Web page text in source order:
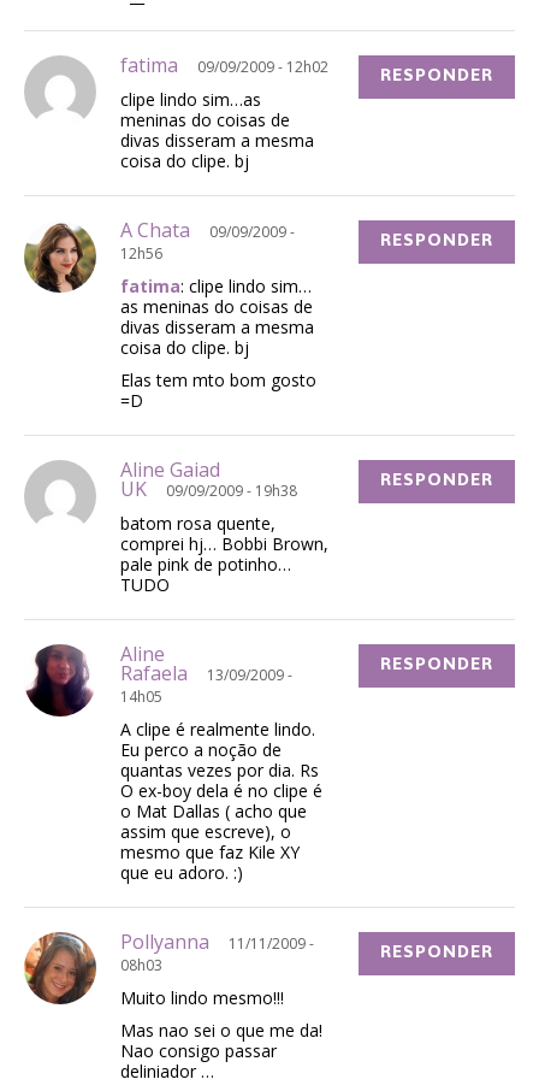
fatima 09/09/2009 - 12h02
clipe lindo sim…as
meninas do coisas de
divas disseram a mesma
coisa do clipe. bj
RESPONDER
A Chata
09/09/2009 -
12h56
fatima: clipe lindo sim…
as meninas do coisas de
divas disseram a mesma
coisa do clipe. bj
Elas tem mto bom gosto
=D
RESPONDER
Aline Gaiad
UK 09/09/2009 - 19h38
batom rosa quente,
comprei hj… Bobbi Brown,
pale pink de potinho…
TUDO
RESPONDER
Aline
Rafaela
13/09/2009 -
14h05
A clipe é realmente lindo.
Eu perco a noção de
quantas vezes por dia. Rs
O ex-boy dela é no clipe é
o Mat Dallas ( acho que
assim que escreve), o
mesmo que faz Kile XY
que eu adoro. :)
RESPONDER
Pollyanna
11/11/2009 -
08h03
Muito lindo mesmo!!!
Mas nao sei o que me da!
Nao consigo passar
deliniador …
RESPONDER